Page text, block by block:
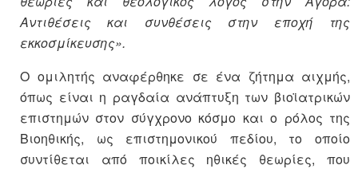
Αντιθέσεις και συνθέσεις στην εποχή της
εκκοσμίκευσης».
Ο ομιλητής αναφέρθηκε σε ένα ζήτημα αιχμής,
όπως είναι η ραγδαία ανάπτυξη των βιοϊατρικών
επιστημών στον σύγχρονο κόσμο και ο ρόλος της
Βιοηθικής, ως επιστημονικού πεδίου, το οποίο
συντίθεται από ποικίλες ηθικές θεωρίες, που